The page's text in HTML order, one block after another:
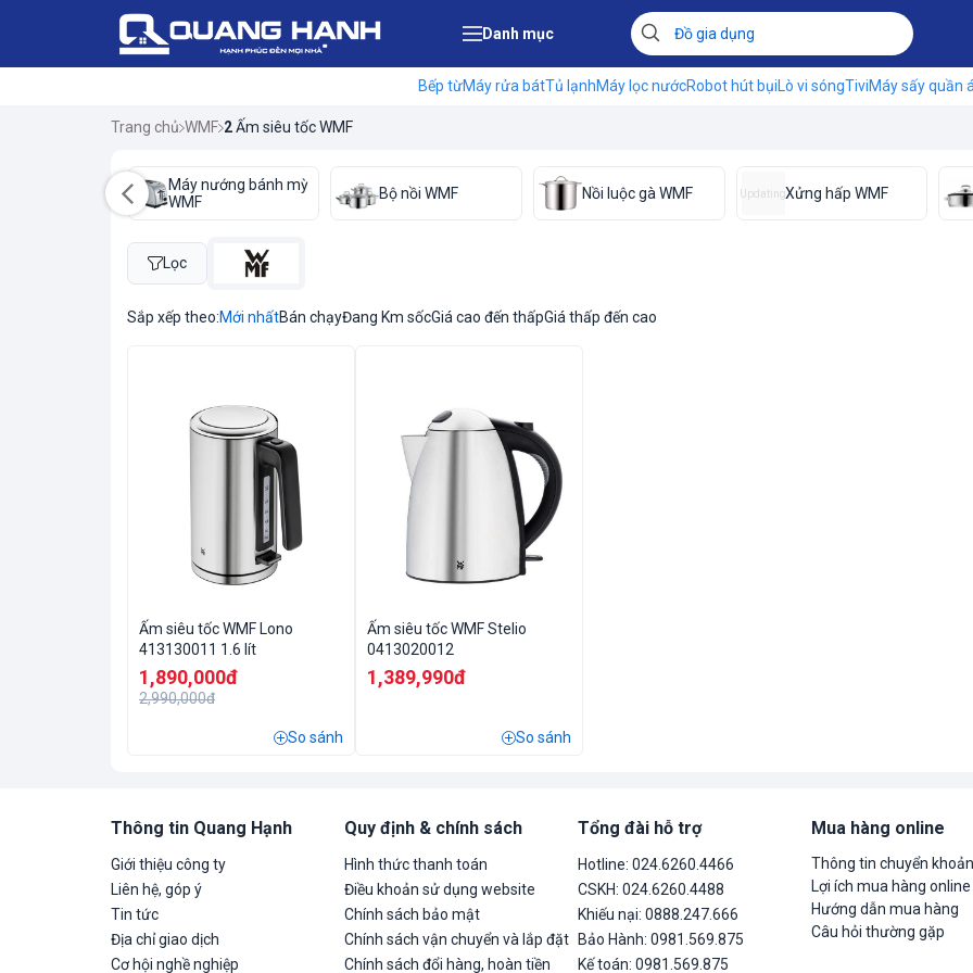
Danh mục
Bếp từMáy rửa bátTủ lạnhMáy lọc nướcRobot hút bụiLò vi sóngTiviMáy sấy quần
Trang chủ WMF 2Ấm siêu tốc WMF
Máy nướng bánh mỳ
WMF
Bộ nồi WMF Nồi luộc gà WMF UpdatingXửng hấp WMF
Lọc
Sắp xếp theo:Mới nhấtBán chạyĐang Km sốcGiá cao đến thấpGiá thấp đến cao
Ấm siêu tốc WMF Lono
413130011 1.6 lít
1,890,000đ
2,990,000đ
So sánh
Ấm siêu tốc WMF Stelio
0413020012
1,389,990đ
So sánh
Thông tin Quang Hạnh
Giới thiệu công ty
Liên hệ, góp ý
Tin tức
Địa chỉ giao dịch
Cơ hội nghề nghiệp
Quy định & chính sách
Hình thức thanh toán
Điều khoản sử dụng website
Chính sách bảo mật
Chính sách vận chuyển và lắp đặt
Chính sách đổi hàng, hoàn tiền
Tổng đài hỗ trợ
Hotline: 024.6260.4466
CSKH: 024.6260.4488
Khiếu nại: 0888.247.666
Bảo Hành: 0981.569.875
Kế toán: 0981.569.875
Mua hàng online
Thông tin chuyển khoản
Lợi ích mua hàng online
Hướng dẫn mua hàng
Câu hỏi thường gặp